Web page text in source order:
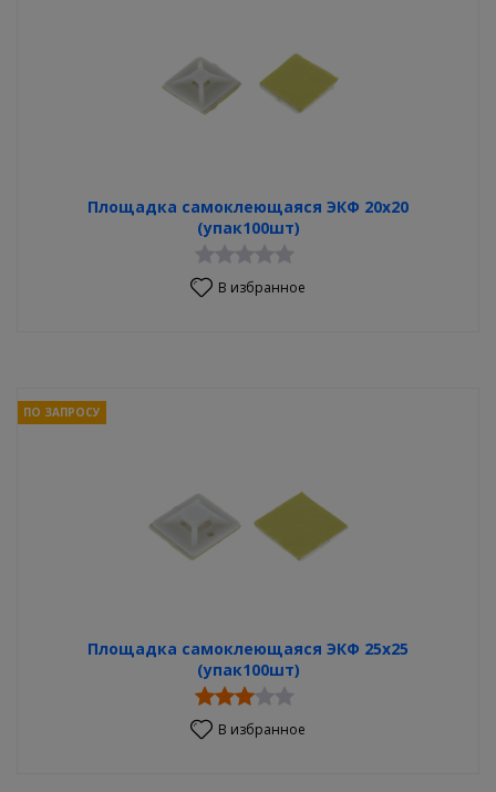
Площадка самоклеющаяся ЭКФ 20х20
(упак100шт)
В избранное
Площадка самоклеющаяся ЭКФ 25х25
(упак100шт)
ПО ЗАПРОСУ
В избранное